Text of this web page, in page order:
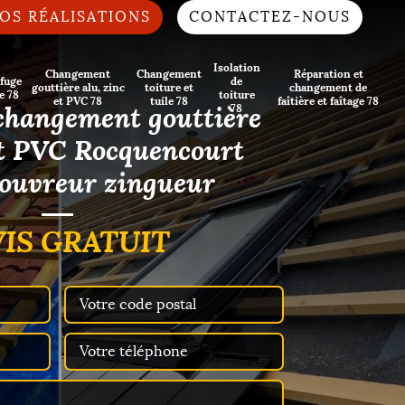
RÉALISATIONS CONTACTEZ-NOUS
78
Changement
gouttière alu, zinc
et PVC 78
Changement
toiture et
tuile 78
Isolation
de
toiture
78
Réparation et
changement de
faîtière et faîtage 78
gouttière
Rocquencourt
zingueur
GRATUIT